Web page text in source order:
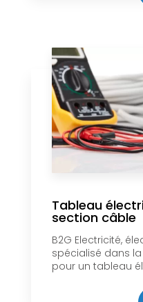
Tableau
section câble
B2G Electricité,
spécialisé dans
pour un tableau